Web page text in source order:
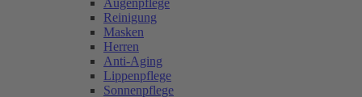
Augenpflege
Reinigung
Masken
Herren
Anti-Aging
Lippenpflege
Sonnenpflege